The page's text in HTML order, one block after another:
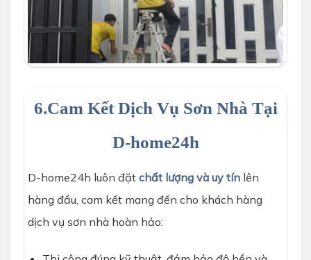
6.Cam Kết Dịch Vụ Sơn Nhà Tại
D-home24h
D-home24h luôn đặt chất lượng và uy tín lên
hàng đầu, cam kết mang đến cho khách hàng
dịch vụ sơn nhà hoàn hảo: